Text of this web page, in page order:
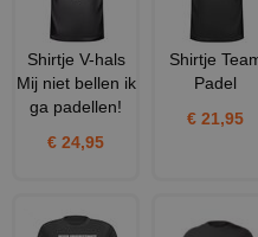
Shirtje V-hals
Mij niet bellen ik
ga padellen!
€ 24,95
Shirtje
Padel
€ 21,95